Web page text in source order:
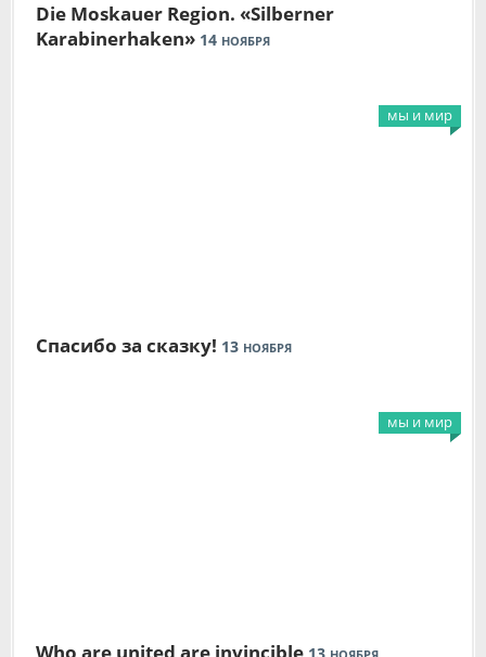
Die Moskauer Region. «Silberner
Karabinerhaken» 14 НОЯБРЯ
мы и мир
Спасибо за сказку! 13 НОЯБРЯ
мы и мир